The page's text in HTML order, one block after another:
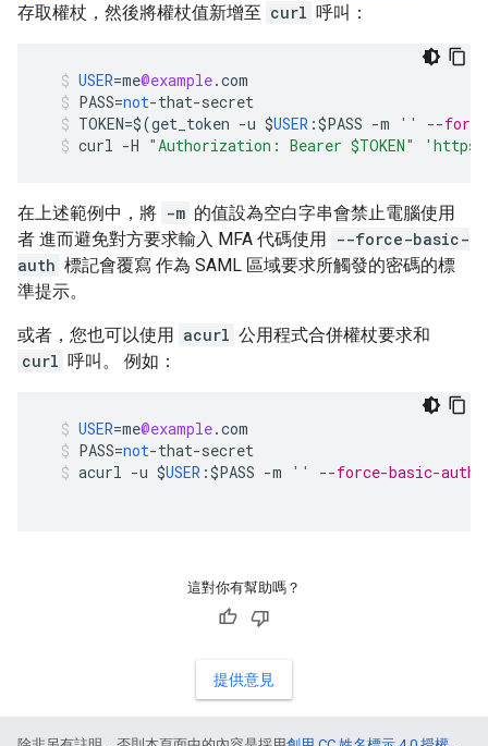
存取權杖，然後將權杖值新增至 curl 呼叫：
USER=me@example.com
PASS=not-that-secret
TOKEN=$(get_token -u $USER :$PASS -m ''
--
curl -H "Authorization: Bearer $TOKEN"
在上述範例中，將 -m 的值設為空白字串會禁止電腦使用
者 進而避免對方要求輸入 MFA 代碼使用 --force-basic-
auth 標記會覆寫 作為 SAML 區域要求所觸發的密碼的標
準提示。
或者，您也可以使用 acurl 公用程式合併權杖要求和
curl 呼叫。 例如：
USER=me@example.com
PASS=not-that-secret
acurl -u $USER :$PASS -m '' --force-basic-
這對你有幫助嗎？
提供意見